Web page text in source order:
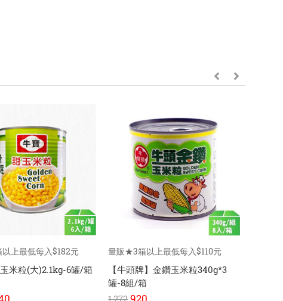
上最低每入$182元
玉米粒(大)2.1kg-6罐/箱
量販★3箱以上最低每入$110元
【牛頭牌】金鑽玉米粒340g*3
罐-8組/箱